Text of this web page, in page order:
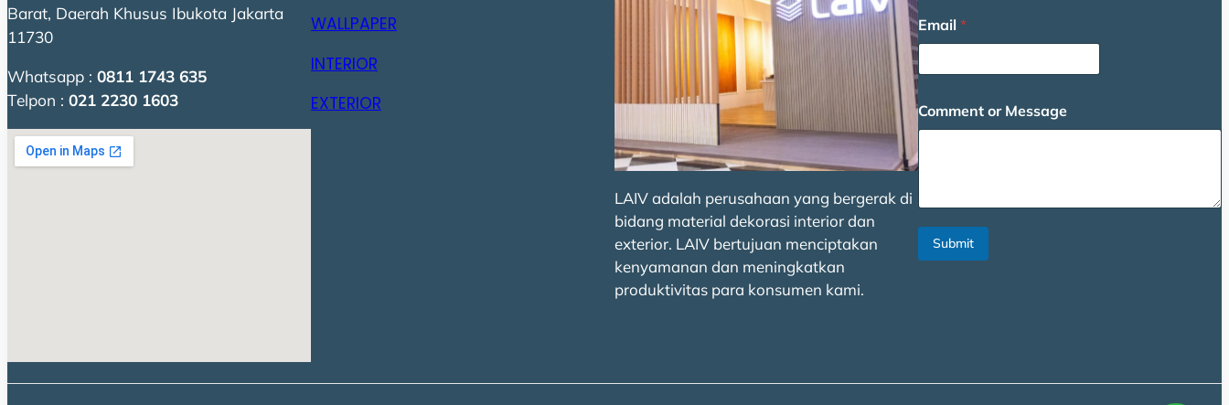
Barat, Daerah Khusus Ibukota Jakarta
11730
Whatsapp : 0811 1743 635
Telpon : 021 2230 1603
WALLPAPER
INTERIOR
EXTERIOR
LAIV adalah perusahaan yang bergerak di
bidang material dekorasi interior dan
exterior. LAIV bertujuan menciptakan
kenyamanan dan meningkatkan
produktivitas para konsumen kami.
Email *
Comment or Message
Submit